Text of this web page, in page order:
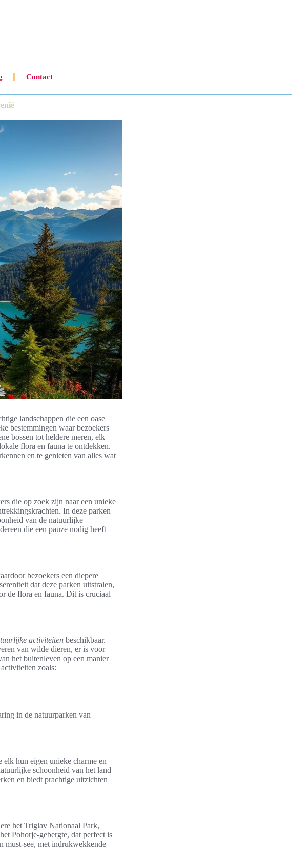
Contact
landschappen die een oase
bestemmingen waar bezoekers
bossen tot heldere meren, elk
flora en fauna te ontdekken.
en te genieten van alles wat
die op zoek zijn naar een unieke
In deze parken
van de natuurlijke
die een pauze nodig heeft
bezoekers een diepere
dat deze parken uitstralen,
de flora en fauna. Dit is cruciaal
activiteiten beschikbaar.
van wilde dieren, er is voor
het buitenleven op een manier
zoals:
in de natuurparken van
hun eigen unieke charme en
schoonheid van het land
en biedt prachtige uitzichten
het Triglav Nationaal Park,
Pohorje-gebergte, dat perfect is
must-see, met indrukwekkende